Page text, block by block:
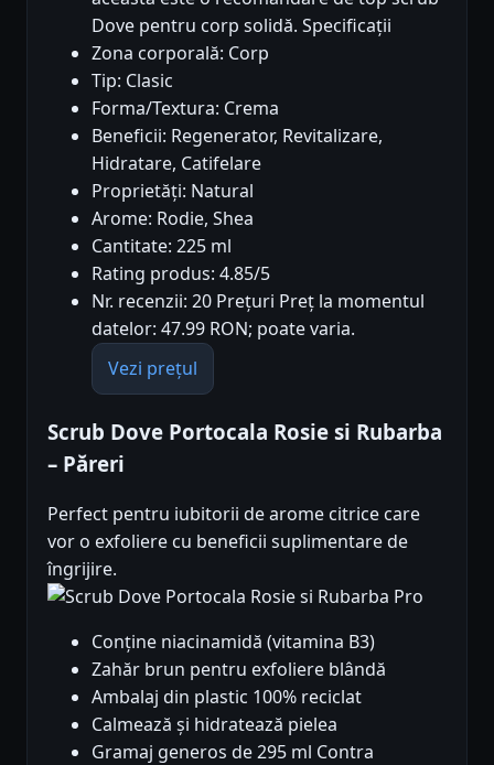
Dove pentru corp solidă. Specificații
Zona corporală: Corp
Tip: Clasic
Forma/Textura: Crema
Beneficii: Regenerator, Revitalizare,
Hidratare, Catifelare
Proprietăți: Natural
Arome: Rodie, Shea
Cantitate: 225 ml
Rating produs: 4.85/5
Nr. recenzii: 20 Prețuri Preț la momentul
datelor: 47.99 RON; poate varia.
Vezi prețul
Scrub Dove Portocala Rosie si Rubarba
– Păreri
Perfect pentru iubitorii de arome citrice care
vor o exfoliere cu beneficii suplimentare de
îngrijire.
Pro
Conține niacinamidă (vitamina B3)
Zahăr brun pentru exfoliere blândă
Ambalaj din plastic 100% reciclat
Calmează și hidratează pielea
Gramaj generos de 295 ml Contra